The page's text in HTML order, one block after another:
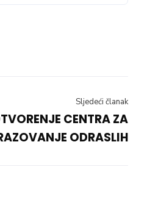
Sljedeći članak
CENTRA ZA
ODRASLIH